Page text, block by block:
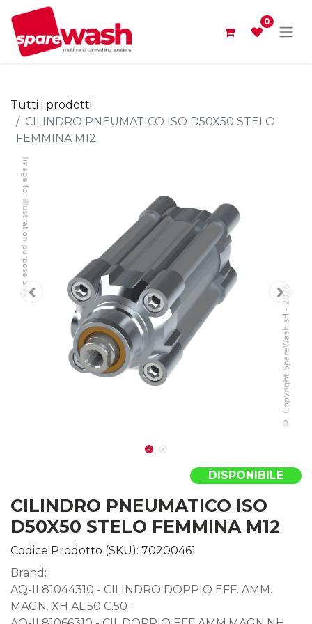
0
Tutti i prodotti
CILINDRO PNEUMATICO ISO D50X50 STELO
FEMMINA M12
DISPONIBILE
CILINDRO PNEUMATICO ISO
D50X50 STELO FEMMINA M12
Codice Prodotto (SKU): 70200461
Brand:
AQ-IL81044310 - CILINDRO DOPPIO EFF. AMM.
MAGN. XH AL.50 C.50 -